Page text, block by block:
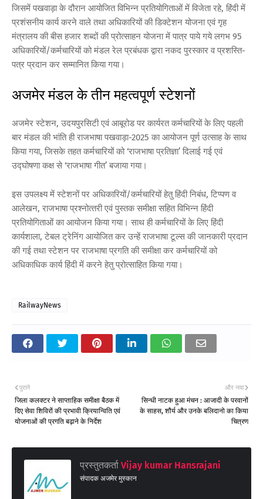
जिसमें पखवाड़ा के दौरान आयोजित विभिन्‍न प्रतियोगिताओं में विजेता रहे, हिंदी में
प्रशंसनीय कार्य करने वाले तथा अधिकारियों की डिक्‍टेशन योजना एवं गृह
मंत्रालय की बीस हजार शब्‍दों की प्रोत्साहन योजना में पात्र पाये गये लगभ 95
अधिकारियों/कर्मचारियों को मंडल रेल प्रबंधक द्वारा नकद पुरस्‍कार व प्रशस्ति-
पत्र प्रदान कर सम्‍मानित किया गया।
अजमेर मंडल के तीन महत्‍वपूर्ण स्‍टेशनों
अजमेर स्‍टेशन, उदयपुरसिटी एवं आबूरोड पर कार्यरत कर्मचारियों के लिए पहली
बार मंडल की भांति ही राजभाषा पखवाड़ा-2025 का आयोजन पूर्ण उत्‍साह के साथ
किया गया, जिसके तहत कर्मचारियों को ‘राजभाषा प्रतिज्ञा’ दिलाई गई एवं
उद्घोषणा कक्ष से ‘राजभाषा गीत’ बजाया गया।
इस उपलक्ष्‍य में स्‍टेशनों पर अधिकारियों/कर्मचारियों हेतु हिंदी निबंध, टिप्‍पण व
आलेखन, राजभाषा प्रश्‍नोत्‍तरी एवं पुस्‍तक समीक्षा सहित विभिन्‍न हिंदी
प्रतियोगिताओं का आयोजन किया गया। साथ ही कर्मचारियों के लिए हिंदी
कार्यशाला, टेबल ट्रेनिंग आयोजित कर उन्‍हें राजभाषा टूल्‍स की जानकारी प्रदान
की गई तथा स्‍टेशन पर राजभाषा प्रगति की समीक्षा कर कर्मचारियों को
अधिकाधिक कार्य हिंदी में करने हेतु प्रोत्‍साहित किया गया।
RailwayNews
और नया
सिन्धी नाटक हुआ मंचन : आजादी के परवानों
के साहस, शौर्य और उनके बलिदानो का किया
चित्रण
पुराने
जिला कलक्टर ने साप्ताहिक समीक्षा बैठक में
दिए सेवा शिविरों की प्रभावी क्रियान्विति एवं
योजनाओं की प्रगति बढ़ाने के निर्देश
प्रस्तुतकर्ता Vijay kumar Hansrajani
संपादक अजमेर मुस्कान